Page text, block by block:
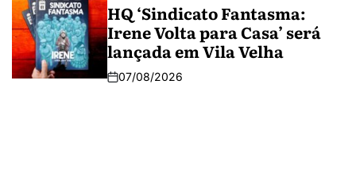
HQ ‘Sindicato Fantasma:
Irene Volta para Casa’ será
lançada em Vila Velha
07/08/2026